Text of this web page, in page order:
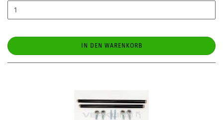
IN DEN WARENKORB